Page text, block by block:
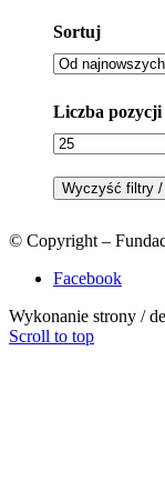
Sortuj
Liczba pozycji
© Copyright –
Facebook
Wykonanie strony /
Scroll to top